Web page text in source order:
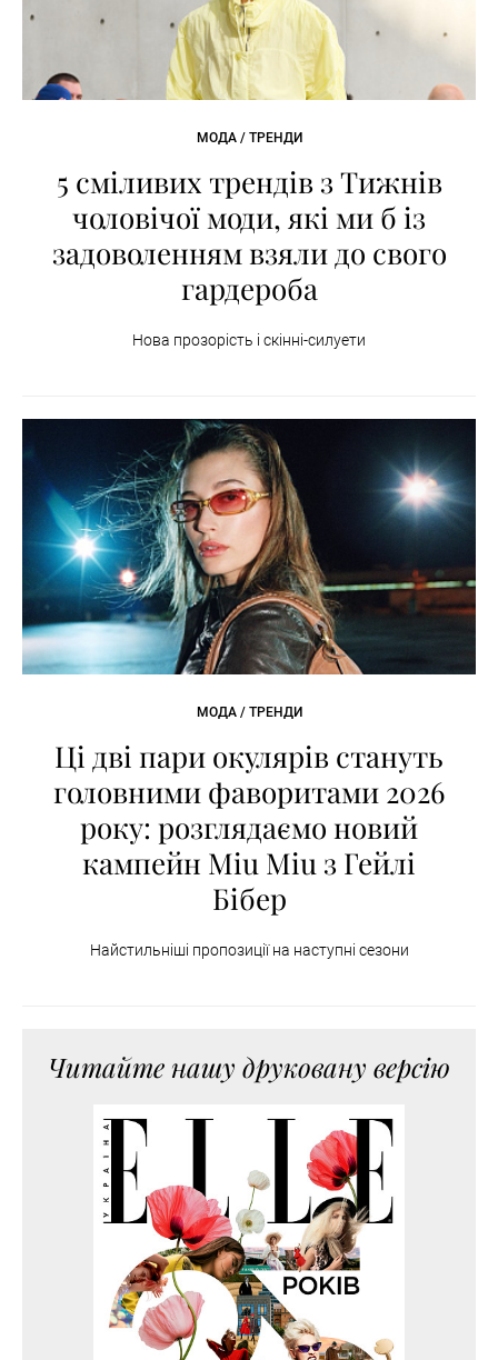
МОДА / ТРЕНДИ
5 сміливих трендів з Тижнів
чоловічої моди, які ми б із
задоволенням взяли до свого
гардероба
Нова прозорість і скінні-силуети
МОДА / ТРЕНДИ
Ці дві пари окулярів стануть
головними фаворитами 2026
року: розглядаємо новий
кампейн Miu Miu з Гейлі
Бібер
Найстильніші пропозиції на наступні сезони
Читайте нашу друковану версію